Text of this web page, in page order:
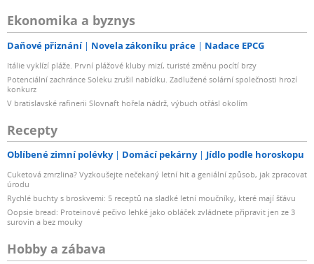
Ekonomika a byznys
Daňové přiznání Novela zákoníku práce Nadace EPCG
Itálie vyklízí pláže. První plážové kluby mizí, turisté změnu pocítí brzy
Potenciální zachránce Soleku zrušil nabídku. Zadlužené solární společnosti hrozí
konkurz
V bratislavské rafinerii Slovnaft hořela nádrž, výbuch otřásl okolím
Recepty
Oblíbené zimní polévky Domácí pekárny Jídlo podle horoskopu
Cuketová zmrzlina? Vyzkoušejte nečekaný letní hit a geniální způsob, jak zpracovat
úrodu
Rychlé buchty s broskvemi: 5 receptů na sladké letní moučníky, které mají šťávu
Oopsie bread: Proteinové pečivo lehké jako obláček zvládnete připravit jen ze 3
surovin a bez mouky
Hobby a zábava